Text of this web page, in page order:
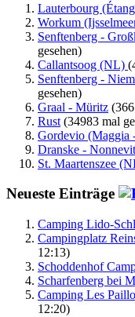
Lauterbourg
Workum
Senftenberg -
gesehen)
Callantsoog (NL)
Senftenberg -
gesehen)
Graal - Müritz
Rust (34983 mal
Gordevio (Maggia
Dranske -
St. Maartenszee
Neueste Einträge
Camping Lido-
Campingplatz
12:13)
Schoddenhof
Scharfenberg bei
Camping Les
12:20)